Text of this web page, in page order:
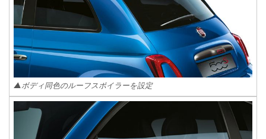
▲ボディ同色のルーフスポイラーを設定